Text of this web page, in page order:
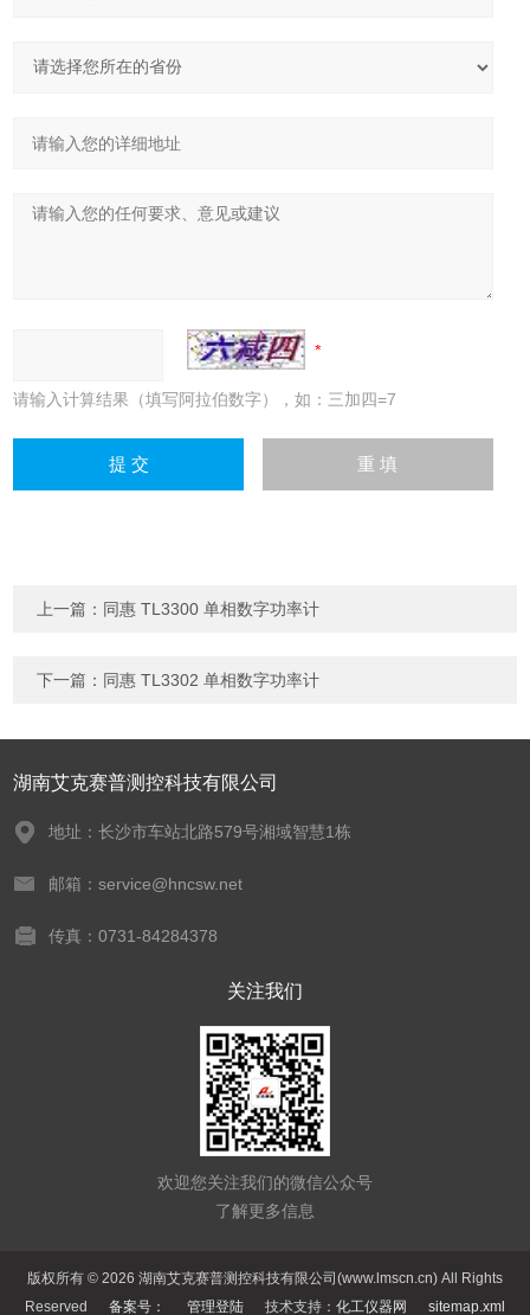
请输入计算结果（填写阿拉伯数字），如：三加四=7
上一篇： 同惠 TL3300 单相数字功率计
下一篇： 同惠 TL3302 单相数字功率计
湖南艾克赛普测控科技有限公司
地址：长沙市车站北路579号湘域智慧1栋
邮箱：service@hncsw.net
传真：0731-84284378
关注我们
欢迎您关注我们的微信公众号
了解更多信息
版权所有 © 2026 湖南艾克赛普测控科技有限公司(www.lmscn.cn) All Rights
Reserved 备案号： 管理登陆 技术支持： 化工仪器网 sitemap.xml